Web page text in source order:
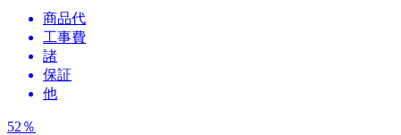
商品代
工事費
諸
保証
他
52 ％